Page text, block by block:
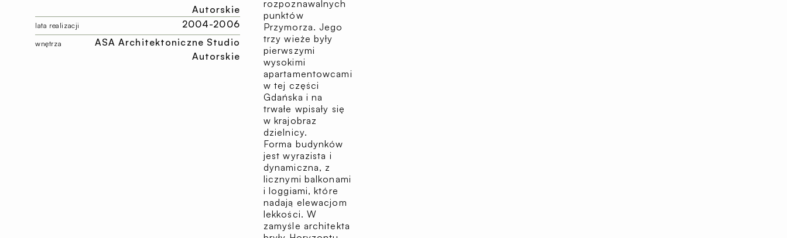
Autorskie
lata realizacji 2004-2006
wnętrza
ASA Architektoniczne Studio
Autorskie
rozpoznawalnych
punktów
Przymorza. Jego
trzy wieże były
pierwszymi
wysokimi
apartamentowcami
w tej części
Gdańska i na
trwałe wpisały się
w krajobraz
dzielnicy.
Forma budynków
jest wyrazista i
dynamiczna, z
licznymi balkonami
i loggiami, które
nadają elewacjom
lekkości. W
zamyśle architekta